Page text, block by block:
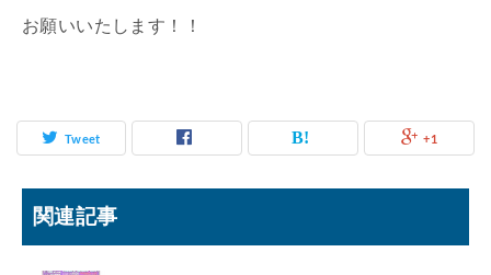
お願いいたします！！
Tweet +1
関連記事